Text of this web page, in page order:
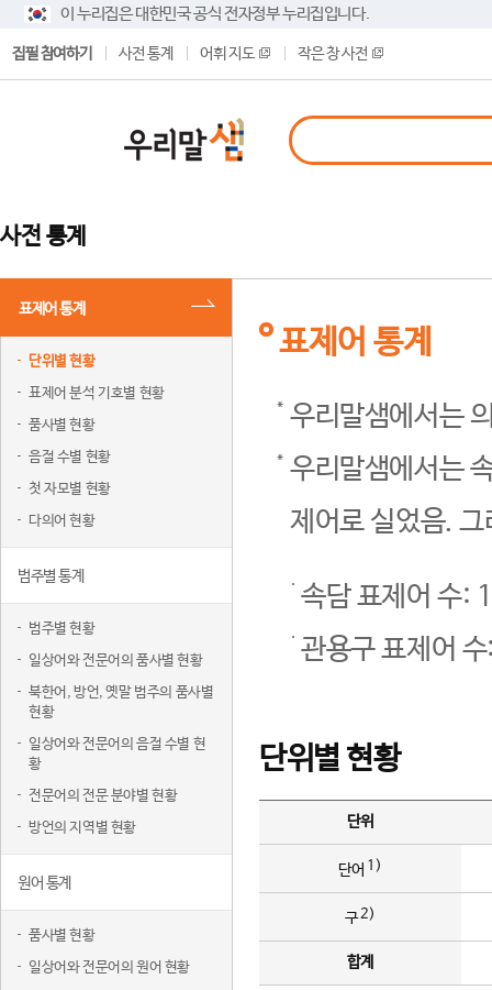
이 누리집은 대한민국 공식 전자정부 누리집입니다.
집필 참여하기 사전 통계 어휘 지도 작은 창 사전
사전 통계
표제어 통계
단위별 현황
표제어 분석 기호별 현황
품사별 현황
음절 수별 현황
첫 자모별 현황
다의어 현황
범주별 통계
범주별 현황
일상어와 전문어의 품사별 현황
북한어, 방언, 옛말 범주의 품사별
현황
일상어와 전문어의 음절 수별 현
황
전문어의 전문 분야별 현황
방언의 지역별 현황
원어 통계
품사별 현황
일상어와 전문어의 원어 현황
표제어 통계
우리말샘에서는
우리말샘에서는
제어로 실었음.
속담 표제어 수:
관용구 표제어
단위별 현황
단위
단어 1)
구2)
합계